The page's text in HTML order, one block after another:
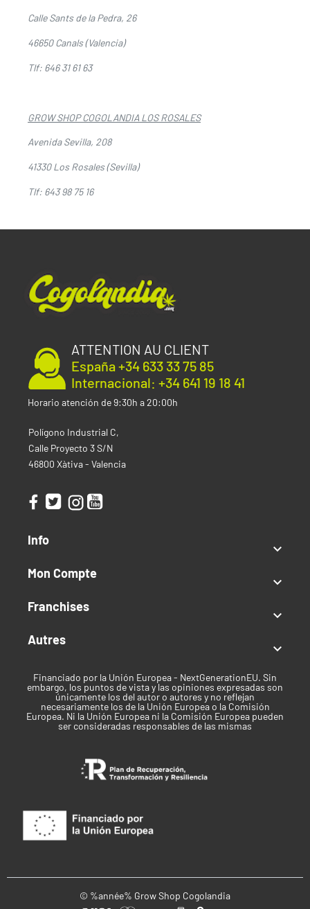
Calle Sants de la Pedra, 26
46650 Canals (Valencia)
Tlf: 646 31 61 63
GROW SHOP COGOLANDIA LOS ROSALES
Avenida Sevilla, 208
41330 Los Rosales (Sevilla)
Tlf: 643 98 75 16
ATTENTION AU CLIENT
España +34 633 33 75 85
Internacional: +34 641 19 18 41
Horario atención de 9:30h a 20:00h
Polígono Industrial C,
Calle Proyecto 3 S/N
46800 Xàtiva - Valencia
Info

Mon Compte

Franchises

Autres

Financiado por la Unión Europea - NextGenerationEU. Sin
embargo, los puntos de vista y las opiniones expresadas son
únicamente los del autor o autores y no reflejan
necesariamente los de la Unión Europea o la Comisión
Europea. Ni la Unión Europea ni la Comisión Europea pueden
ser consideradas responsables de las mismas
© %année% Grow Shop Cogolandia